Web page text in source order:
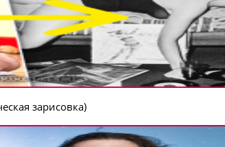
зарисовка)